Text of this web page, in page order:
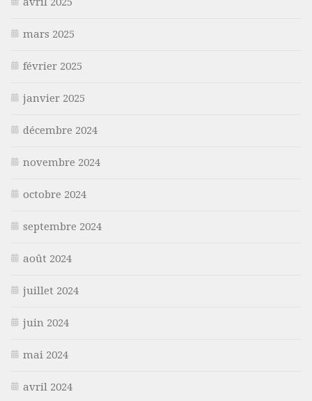
mars 2025
février 2025
janvier 2025
décembre 2024
novembre 2024
octobre 2024
septembre 2024
août 2024
juillet 2024
juin 2024
mai 2024
avril 2024